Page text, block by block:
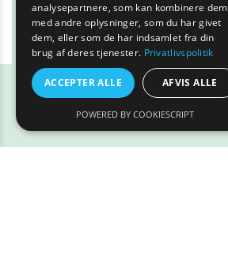
analysepartnere, som kan kombinere dem
med andre oplysninger, som du har givet
dem, eller som de har indsamlet fra din
brug af deres tjenester. Privatlivspolitik
ACCEPTER ALLE AFVIS ALLE
POWERED BY COOKIESCRIPT